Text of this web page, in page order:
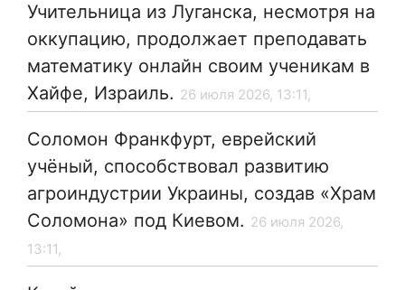
Учительница из Луганска, несмотря на
оккупацию, продолжает преподавать
математику онлайн своим ученикам в
Хайфе, Израиль. 26 июля 2026, 13:11,
Соломон Франкфурт, еврейский
учёный, способствовал развитию
агроиндустрии Украины, создав «Храм
Соломона» под Киевом. 26 июля 2026,
13:11,